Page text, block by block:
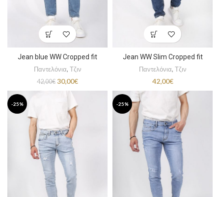
Jean blue WW Cropped fit
Παντελόνια, Τζιν
42,00€ Original
price
42,00€.
30,00€Η
τρέχουσα
είναι:
Jean WW Slim Cropped fit
Παντελόνια, Τζιν
42,00€
-25% -25%